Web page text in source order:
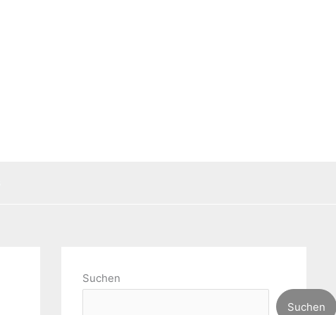
Suchen
Suchen